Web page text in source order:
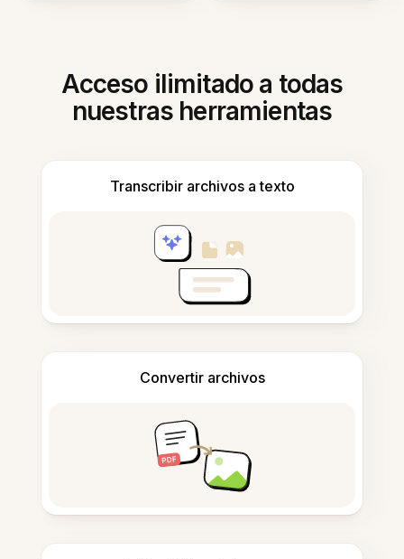
Acceso ilimitado a todas
nuestras herramientas
Transcribir archivos a texto
Convertir archivos